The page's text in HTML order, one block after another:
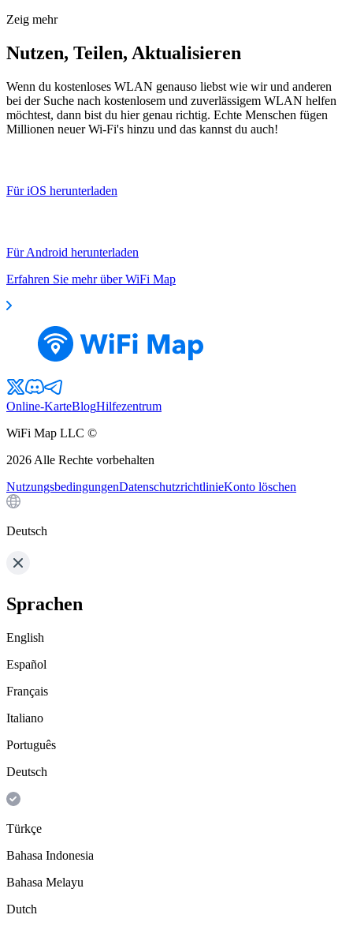
Zeig mehr
Nutzen, Teilen, Aktualisieren
Wenn du kostenloses WLAN genauso liebst wie wir und anderen
bei der Suche nach kostenlosem und zuverlässigem WLAN helfen
möchtest, dann bist du hier genau richtig. Echte Menschen fügen
Millionen neuer Wi-Fi's hinzu und das kannst du auch!
Für iOS herunterladen
Für Android herunterladen
Erfahren Sie mehr über WiFi Map
Online-KarteBlogHilfezentrum
WiFi Map LLC ©
2026 Alle Rechte vorbehalten
NutzungsbedingungenDatenschutzrichtlinieKonto löschen
Deutsch
Sprachen
English
Español
Français
Italiano
Português
Deutsch
Türkçe
Bahasa Indonesia
Bahasa Melayu
Dutch